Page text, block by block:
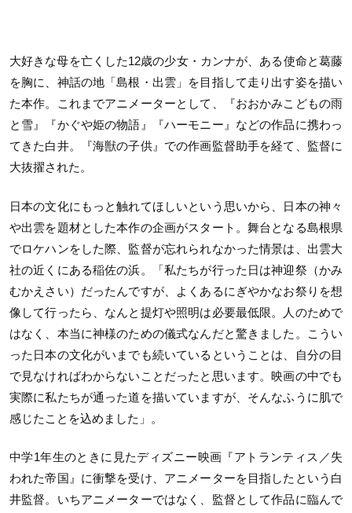
大好きな母を亡くした12歳の少女・カンナが、ある使命と葛藤
を胸に、神話の地「島根・出雲」を目指して走り出す姿を描い
た本作。これまでアニメーターとして
、『おおかみこどもの雨
と雪』『かぐや姫の物語』『ハーモニー』などの作品に携わっ
てきた白井。『海獣の子供』での作画監督助手を経て、監督に
大抜擢された。
日本の文化にもっと触れてほしいという思いから、日本の神々
や出雲を題材とした本作の企画がスタート。舞台となる島根県
でロケハンをした際、監督が忘れられなかった情景は、出雲大
社の近くにある稲佐の浜。「私たちが行った日は神迎祭（かみ
むかえさい）だったんですが、よくあるにぎやかなお祭りを想
像して行ったら、なんと提灯や照明は必要最低限。人のためで
はなく、本当に神様のための儀式なんだと驚きました。こうい
った日本の文化がいまでも続いているということは、自分の目
で見なければわからないことだったと思います。映画の中でも
実際に私たちが通った道を描いていますが、そんなふうに肌で
感じたことを込めました」。
中学1年生のときに見たディズニー映画 『アトランティス／失
われた帝国』に衝撃を受け、アニメーターを目指したという白
井監督。いちアニメーターではなく、監督として作品に臨んで